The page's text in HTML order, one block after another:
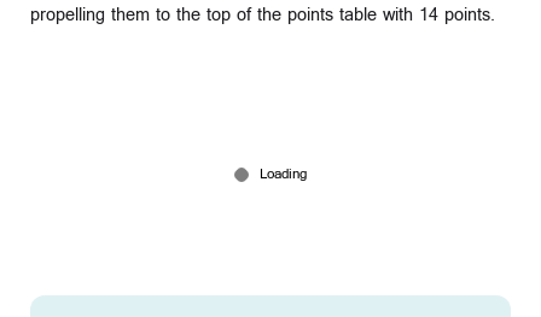
propelling them to the top of the points table with 14 points.